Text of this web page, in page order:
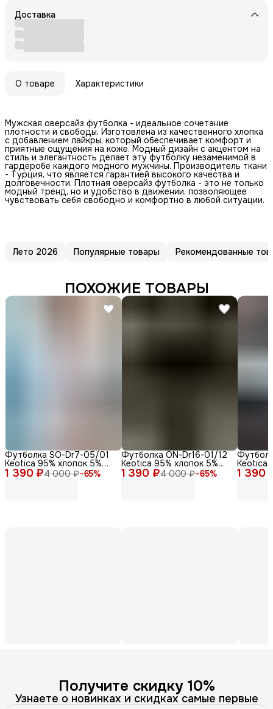
Доставка
О товаре Характеристики
Мужская оверсайз футболка - идеальное сочетание
плотности и свободы. Изготовлена из качественного хлопка
с добавлением лайкры, который обеспечивает комфорт и
приятные ощущения на коже. Модный дизайн с акцентом на
стиль и элегантность делает эту футболку незаменимой в
гардеробе каждого модного мужчины. Производитель ткани
- Турция, что является гарантией высокого качества и
долговечности. Плотная оверсайз футболка - это не только
модный тренд, но и удобство в движении, позволяющее
чувствовать себя свободно и комфортно в любой ситуации.
Лето 2026 Популярные товары Рекомендованные
ПОХОЖИЕ ТОВАРЫ
1 390 ₽4 000 ₽−65%
Футболка SO-Dr7-05/01
Keotica 95% хлопок 5%
лайкра белая 46 1 390 ₽4 000 ₽−65%
Футболка ON-Dr16-01/12
Keotica 95% хлопок 5%
лайкра черная 58 1 390
Keotica
лайкра,
Получите скидку 10%
Узнаете о новинках и скидках самые первые